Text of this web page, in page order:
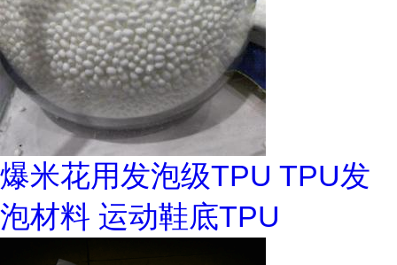
爆米花用发泡级TPU TPU发
泡材料 运动鞋底TPU